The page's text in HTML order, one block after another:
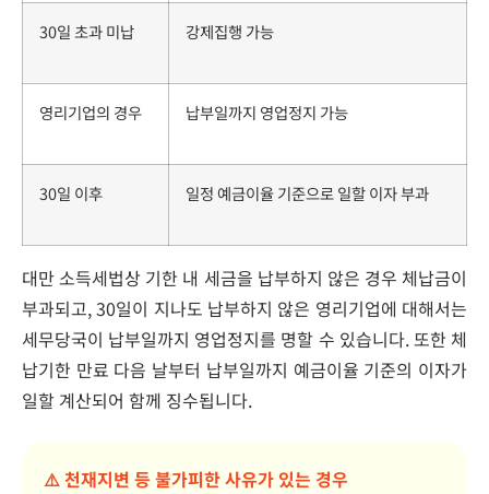
30일 초과 미납 강제집행 가능
영리기업의 경우 납부일까지 영업정지 가능
30일 이후 일정 예금이율 기준으로 일할 이자 부과
대만 소득세법상 기한 내 세금을 납부하지 않은 경우 체납금이
부과되고, 30일이 지나도 납부하지 않은 영리기업에 대해서는
세무당국이 납부일까지 영업정지를 명할 수 있습니다. 또한 체
납기한 만료 다음 날부터 납부일까지 예금이율 기준의 이자가
일할 계산되어 함께 징수됩니다.
⚠️ 천재지변 등 불가피한 사유가 있는 경우